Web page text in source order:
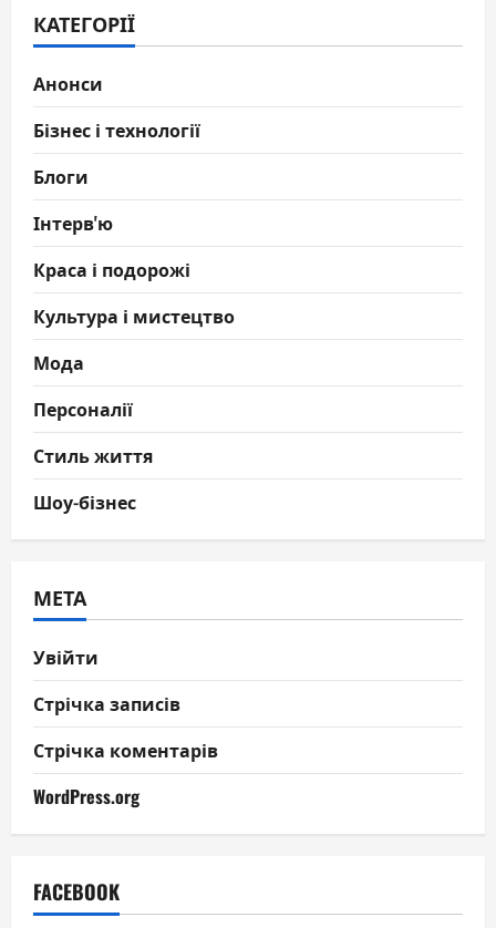
КАТЕГОРІЇ
Анонси
Бізнес і технології
Блоги
Інтерв'ю
Краса і подорожі
Культура і мистецтво
Мода
Персоналії
Стиль життя
Шоу-бізнес
МЕТА
Увійти
Стрічка записів
Стрічка коментарів
WordPress.org
FACEBOOK